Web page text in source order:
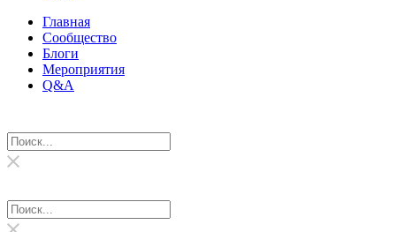
Главная
Сообщество
Блоги
Мероприятия
Q&A